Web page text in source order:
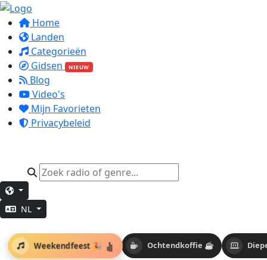
Home
Landen
Categorieën
Gidsen
NIEUW
Blog
Video's
Mijn Favorieten
Privacybeleid
NL
Ochtendkoffie ☕
Weekendfeest 🎉